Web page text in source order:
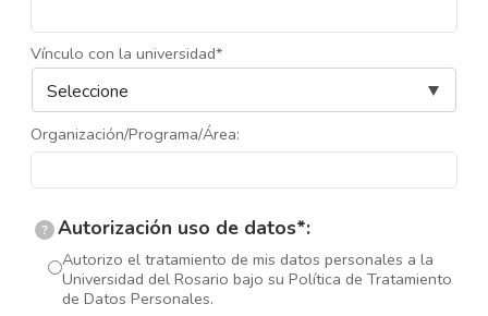
Vínculo con la universidad*
Organización/Programa/Área:
? Autorización uso de datos*:
Autorizo el tratamiento de mis datos personales a la
Universidad del Rosario bajo su Política de Tratamiento
de Datos Personales.